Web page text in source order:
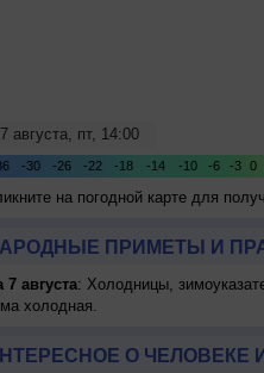
на погодной карте для
ПРИМЕТЫ И
7 августа: Холодницы,
холодная.
О ЧЕЛОВЕКЕ